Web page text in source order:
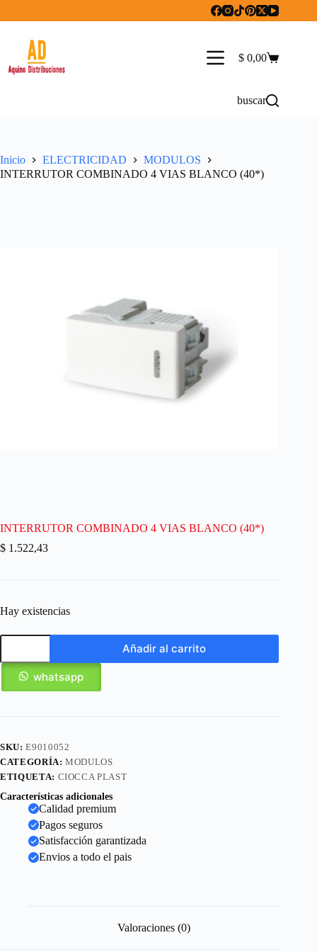
Carro
$ 0,00
buscar
Inicio ELECTRICIDAD
MODULOS
INTERRUTOR COMBINADO 4 VIAS BLANCO (40*)
INTERRUTOR COMBINADO 4 VIAS BLANCO (40*)
$ 1.522,43
Hay existencias
Añadir al carrito
whatsapp
SKU:E9010052
CATEGORÍA:MODULOS
ETIQUETA: CIOCCA PLAST
Características adicionales
Calidad premium
Pagos seguros
Satisfacción garantizada
Envios a todo el pais
Valoraciones (0)